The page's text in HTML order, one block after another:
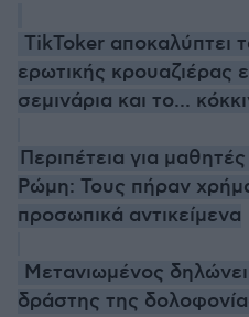
TikToker αποκαλύπτει
ερωτικής κρουαζιέρας
σεμινάρια και το...
Περιπέτεια για
Ρώμη: Τους πήραν
προσωπικά αντικείμενα
Μετανιωμένος
δράστης της